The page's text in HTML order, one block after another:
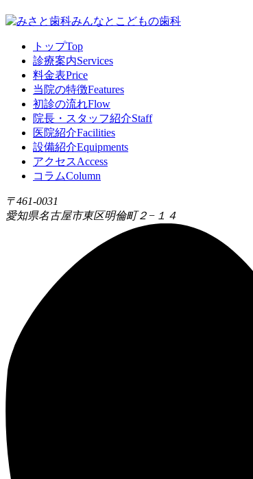
トップTop
診療案内Services
料金表Price
当院の特徴Features
初診の流れFlow
院長・スタッフ紹介Staff
医院紹介Facilities
設備紹介Equipments
アクセスAccess
コラムColumn
〒461-0031
愛知県名古屋市東区明倫町２−１４